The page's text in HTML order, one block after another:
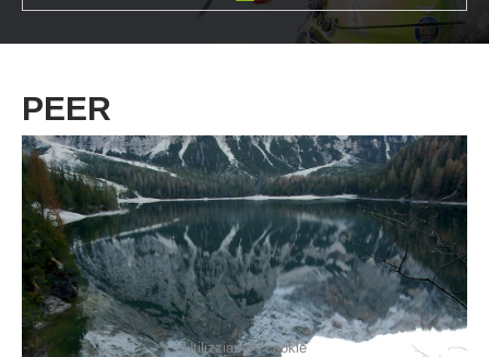
PEER
Utilizziamo i cookie